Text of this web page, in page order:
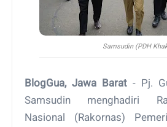
Samsudin (PDH
BlogGua, Jawa Barat - Pj.
Samsudin menghadiri
Nasional (Rakornas)